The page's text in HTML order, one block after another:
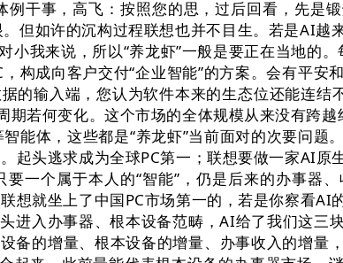
干事，高飞：按照您的思，过后回看，先是
但如许的沉构过程联想也并不目生。若是AI越
来说，所以“养龙虾”一般是要正在当地的。
构成向客户交付“企业智能”的方案。会有平安
输入端，您认为软件本来的生态位还能连结
若何变化。这个市场的全体规模从来没有跨
能体，这些都是“养龙虾”当前面对的次要问题
起头逃求成为全球PC第一；联想要做一家AI
一个属于本人的“智能”，仍是后来的办事器
想就坐上了中国PC市场第一的，若是你察看
进入办事器、根本设备范畴，AI给了我们这三
的增量、根本设备的增量、办事收入的增量